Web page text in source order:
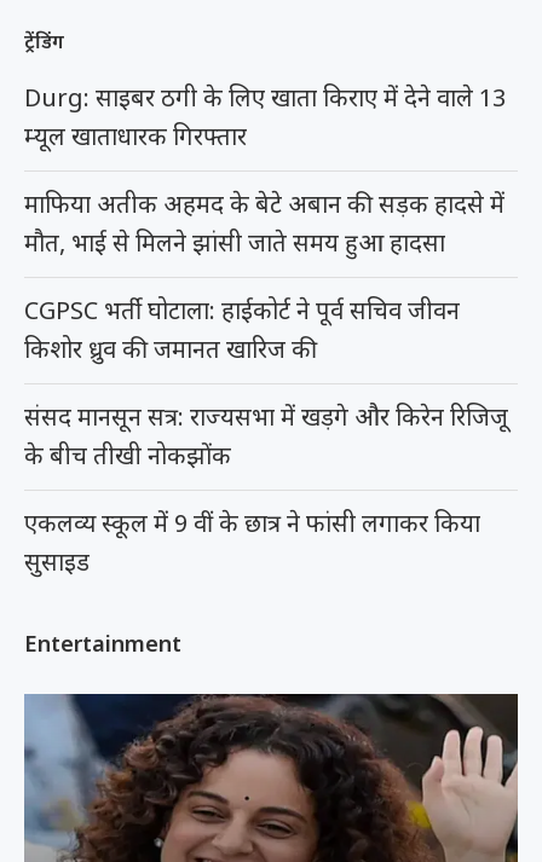
ट्रेंडिंग
Durg: साइबर ठगी के लिए खाता किराए में देने वाले 13
म्यूल खाताधारक गिरफ्तार
माफिया अतीक अहमद के बेटे अबान की सड़क हादसे में
मौत, भाई से मिलने झांसी जाते समय हुआ हादसा
CGPSC भर्ती घोटाला: हाईकोर्ट ने पूर्व सचिव जीवन
किशोर ध्रुव की जमानत खारिज की
संसद मानसून सत्र: राज्यसभा में खड़गे और किरेन रिजिजू
के बीच तीखी नोकझोंक
एकलव्य स्कूल में 9 वीं के छात्र ने फांसी लगाकर किया
सुसाइड
Entertainment